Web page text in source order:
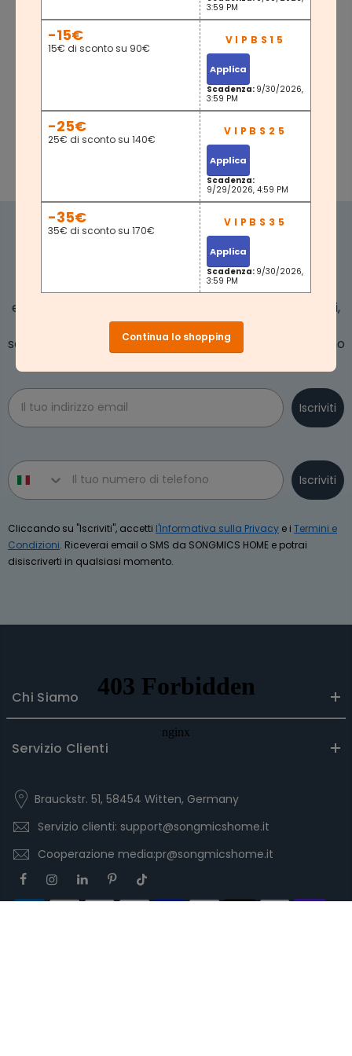
RISPARMIA 10€
Iscriviti alla nostra newsletter per 10 € di sconto ed
essere il primo a conoscere le nostre offerte speciali,
sconti e novità. Puoi ottenere un buono sconto
scegliendone uno qualsiasi, ma i buoni sconto non sono
Email
Iscriviti
Phone number
Iscriviti
Cliccando su "Iscriviti", accetti l'Informativa sulla Privacy e i Termini e
Condizioni. Riceverai email o SMS da SONGMICS HOME e potrai
disiscriverti in qualsiasi momento.
Chi Siamo
Servizio Clienti
Brauckstr. 51, 58454 Witten, Germany
Servizio clienti: support@songmicshome.it
Cooperazione media:pr@songmicshome.it
3:59 PM
-15€
15€ di sconto su 90€
Applica
Scadenza: 9/30/2026,
3:59 PM
-25€
25€ di sconto su 140€
Applica
Scadenza:
9/29/2026, 4:59 PM
-35€
35€ di sconto su 170€
Applica
Scadenza: 9/30/2026,
3:59 PM
Continua lo shopping